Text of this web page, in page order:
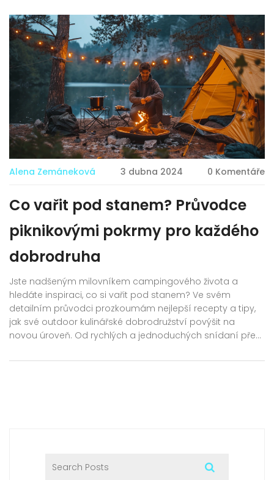
méně než 30 minut, a představíme několik triků, jak učinit
vaše večerní stolování efektivnějším a příjemnějším.
Alena Zemáneková 3 dubna 2024 0 Komentáře
Co vařit pod stanem? Průvodce
piknikovými pokrmy pro každého
dobrodruha
Jste nadšeným milovníkem campingového života a
hledáte inspiraci, co si vařit pod stanem? Ve svém
detailním průvodci prozkoumám nejlepší recepty a tipy,
jak své outdoor kulinářské dobrodružství povýšit na
novou úroveň. Od rychlých a jednoduchých snídaní přes
objevíte mnoho inspirace pro vaše campingové hody.